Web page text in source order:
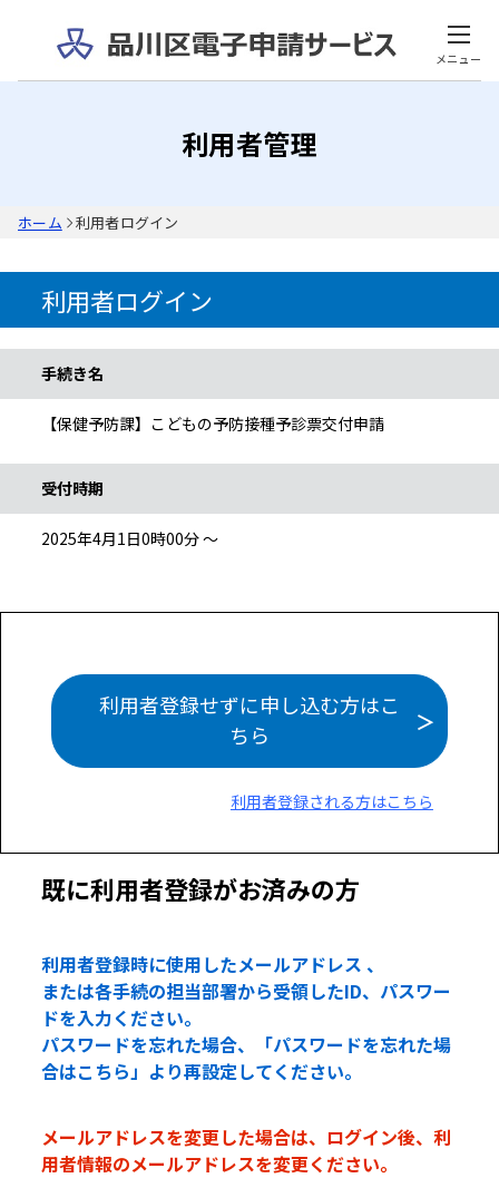
メニュー
利用者管理
ホーム 利用者ログイン
利用者ログイン
手続き名
【保健予防課】こどもの予防接種予診票交付申請
受付時期
2025年4月1日0時00分 ～
利用者登録せずに申し込む方はこ
ちら
利用者登録される方はこちら
既に利用者登録がお済みの方
利用者登録時に使用したメールアドレス 、
または各手続の担当部署から受領したID、パスワー
ドを入力ください。
パスワードを忘れた場合、「パスワードを忘れた場
合はこちら」より再設定してください。
メールアドレスを変更した場合は、ログイン後、利
用者情報のメールアドレスを変更ください。